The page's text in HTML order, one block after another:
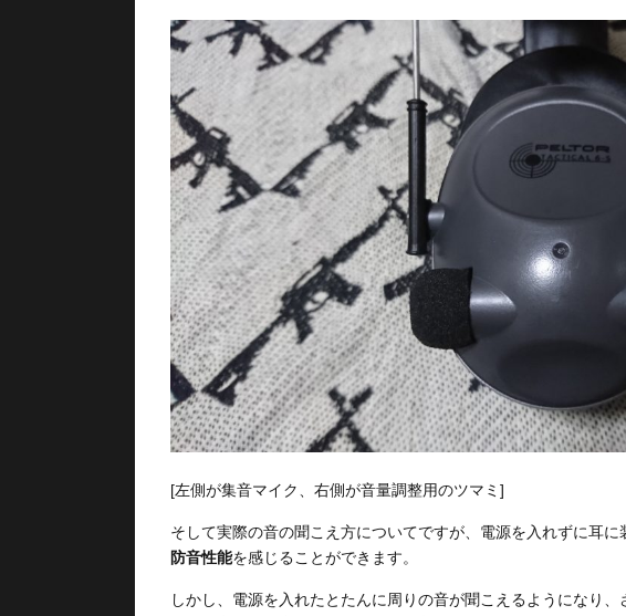
[左側が集音マイク、右側が音量調整用のツマミ]
そして実際の音の聞こえ方についてですが、電源を入れずに耳に
防音性能を感じることができます。
しかし、電源を入れたとたんに周りの音が聞こえるようになり、